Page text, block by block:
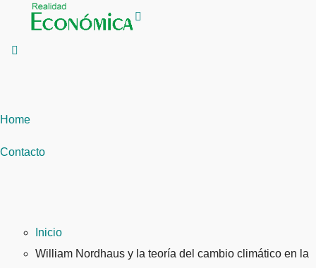
contenido
Home
Contacto
Inicio
William Nordhaus y la teoría del cambio climático en la